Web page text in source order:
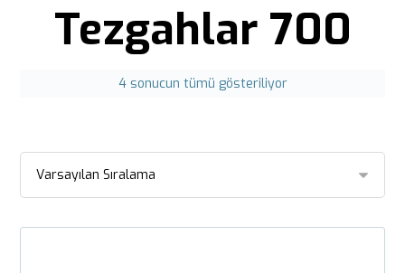
Tezgahlar 700
4 sonucun tümü gösteriliyor